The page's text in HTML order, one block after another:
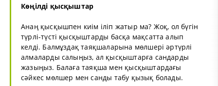
Көңілді қысқыштар
Анаң қысқышпен киім іліп жатыр ма? Жоқ, ол бүгін
түрлі-түсті қысқыштарды басқа мақсатта алып
келді. Балмұздақ таяқшаларына мөлшері әртүрлі
алмаларды салыңыз, ал қысқыштарға сандарды
жазыңыз. Балаға таяқша мен қысқыштардағы
сәйкес мөлшер мен санды табу қызық болады.